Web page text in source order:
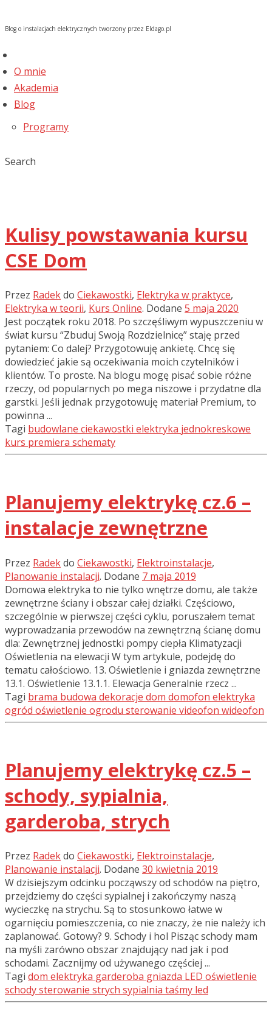
Blog o instalacjach elektrycznych tworzony przez Eldago.pl
O mnie
Akademia
Blog
Programy
Search
Kulisy powstawania kursu
CSE Dom
Przez Radekdo Ciekawostki, Elektryka w praktyce,
Elektryka w teorii, Kurs Online. Dodane 5 maja 2020
Jest początek roku 2018. Po szczęśliwym wypuszczeniu w
świat kursu “Zbuduj Swoją Rozdzielnicę” staję przed
pytaniem: Co dalej? Przygotowuję ankietę. Chcę się
dowiedzieć jakie są oczekiwania moich czytelników i
klientów. To proste. Na blogu mogę pisać sobie różne
rzeczy, od popularnych po mega niszowe i przydatne dla
garstki. Jeśli jednak przygotowuję materiał Premium, to
powinna ...
Tagi budowlane ciekawostki elektryka jednokreskowe
kurs premiera schematy
Planujemy elektrykę cz.6 –
instalacje zewnętrzne
Przez Radekdo Ciekawostki, Elektroinstalacje,
Planowanie instalacji. Dodane 7 maja 2019
Domowa elektryka to nie tylko wnętrze domu, ale także
zewnętrzne ściany i obszar całej działki. Częściowo,
szczególnie w pierwszej części cyklu, poruszałem temat
wyprowadzania przewodów na zewnętrzną ścianę domu
dla: Zewnętrznej jednostki pompy ciepła Klimatyzacji
Oświetlenia na elewacji W tym artykule, podejdę do
tematu całościowo. 13. Oświetlenie i gniazda zewnętrzne
13.1. Oświetlenie 13.1.1. Elewacja Generalnie rzecz ...
Tagi brama budowa dekoracje dom domofon elektryka
ogród oświetlenie ogrodu sterowanie videofon wideofon
Planujemy elektrykę cz.5 –
schody, sypialnia,
garderoba, strych
Przez Radekdo Ciekawostki, Elektroinstalacje,
Planowanie instalacji. Dodane 30 kwietnia 2019
W dzisiejszym odcinku począwszy od schodów na piętro,
przejdziemy do części sypialnej i zakończymy naszą
wycieczkę na strychu. Są to stosunkowo łatwe w
ogarnięciu pomieszczenia, co nie znaczy, że nie należy ich
zaplanować. Gotowy? 9. Schody i hol Pisząc schody mam
na myśli zarówno obszar znajdujący nad jak i pod
schodami. Zacznijmy od używanego częściej ...
Tagi dom elektryka garderoba gniazda LED oświetlenie
schodysterowanie strych sypialnia taśmy led